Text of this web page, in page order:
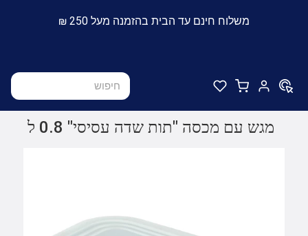
משלוח חינם עד הבית בהזמנה מעל 250 ₪
מגש עם מכסה "תות שדה עסיסי" 0.8 ל